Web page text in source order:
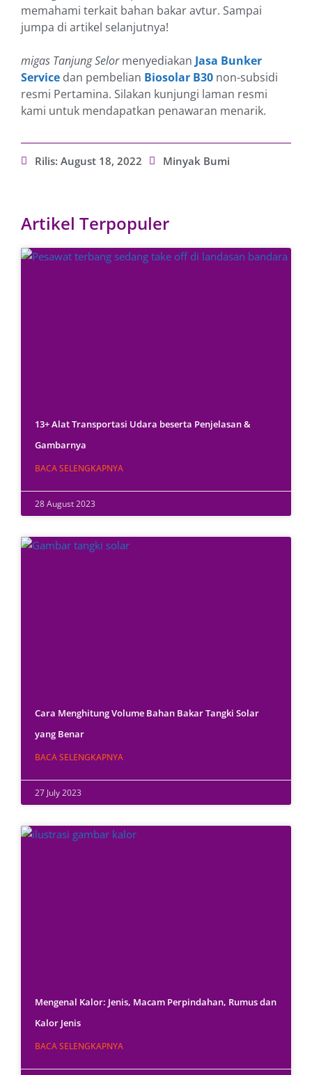
memahami terkait bahan bakar avtur. Sampai
jumpa di artikel selanjutnya!
migas Tanjung Selormenyediakan Jasa Bunker
Service dan pembelian Biosolar B30 non-subsidi
resmi Pertamina. Silakan kunjungi laman resmi
kami untuk mendapatkan penawaran menarik.
Rilis: August 18, 2022 Minyak Bumi
Artikel Terpopuler
13+ Alat Transportasi Udara beserta Penjelasan &
Gambarnya
BACA SELENGKAPNYA
28 August 2023
Cara Menghitung Volume Bahan Bakar Tangki Solar
yang Benar
BACA SELENGKAPNYA
27 July 2023
Mengenal Kalor: Jenis, Macam Perpindahan, Rumus dan
Kalor Jenis
BACA SELENGKAPNYA